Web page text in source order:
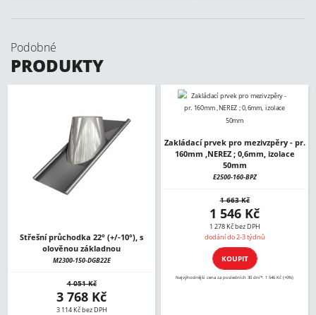
Podobné
PRODUKTY
Střešní průchodka 22° (+/-10°), s
olověnou základnou
M2300-150-DGB22E
4 051 Kč
3 768 Kč
3 114 Kč bez DPH
Zakládací prvek pro mezivzpěry - pr.
160mm ,NEREZ ; 0,6mm, izolace
50mm
E2500-160-BPZ
1 663 Kč
1 546 Kč
1 278 Kč bez DPH
dodání do 2-3 týdnů
KOUPIT
Nejvýhodnější cena za posledních 30 dní*: 1 546 Kč (+0%)